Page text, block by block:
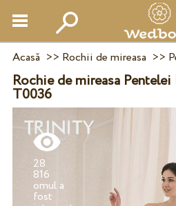
Acasă >> Rochii de mireasa >>
Rochie de mireasa
T0036
28
816
omul a
fost